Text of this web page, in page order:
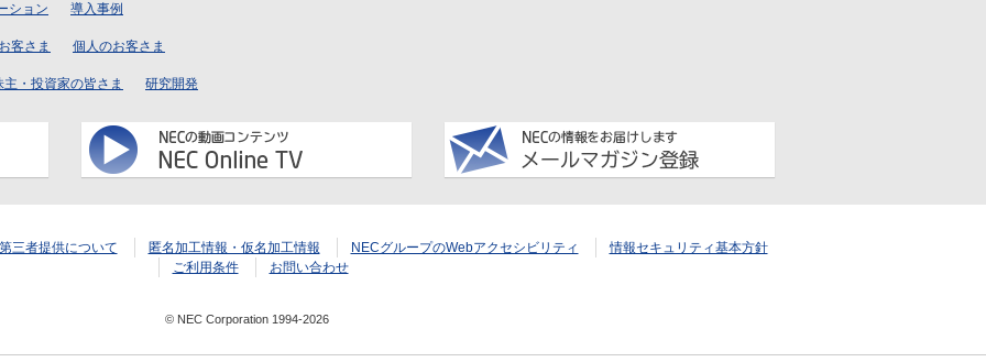
ション 導入事例
客さま 個人のお客さま
主・投資家の皆さま 研究開発
三者提供について 匿名加工情報・仮名加工情報 NECグループのWebアクセシビリティ
情報セキュリティ基本方針
ご利用条件
お問い合わせ
© NEC Corporation 1994-2026